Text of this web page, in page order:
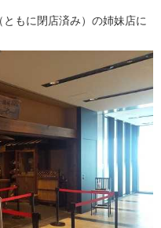
ともに閉店済み）の姉妹店に